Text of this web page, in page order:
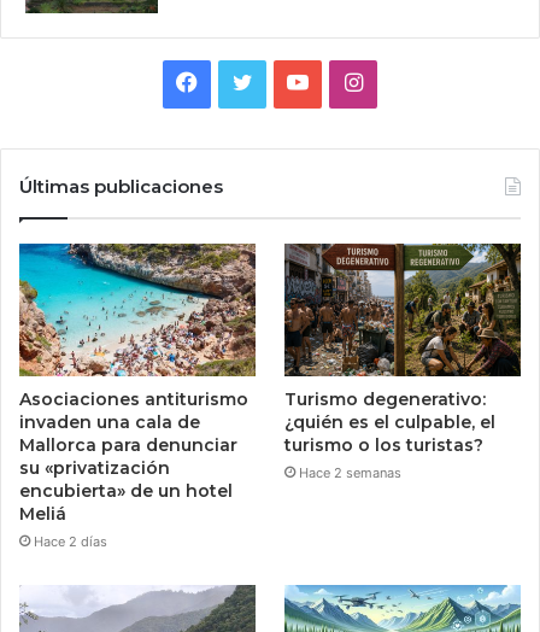
Facebook
TwitterYouTubeInstagram
Últimas publicaciones
Asociaciones antiturismo
invaden una cala de
Mallorca para denunciar
su «privatización
encubierta» de un hotel
Meliá
Hace 2 días
Turismo degenerativo:
¿quién es el culpable, el
turismo o los turistas?
Hace 2 semanas